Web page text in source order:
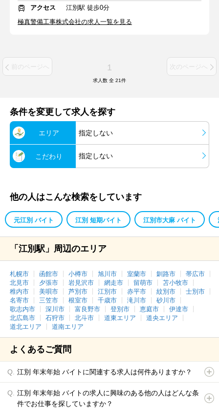
アクセス
江別駅 徒歩0分
極真警備工事株式会社の求人一覧を見る
前のページへ 1 次のページへ
求人数 全 21件
条件を変更して求人を探す
エリア 指定しない
こだわり 指定しない
他の人はこんな検索をしています
元江別 バイト 江別 短期バイト 江別市大麻 バイト
「江別駅」周辺のエリア
札幌市 函館市 小樽市 旭川市 室蘭市 釧路市
帯広市
北見市
夕張市 岩見沢市 網走市 留萌市
苫小牧市
稚内市
美唄市 芦別市 江別市 赤平市 紋別市
士別市
名寄市
三笠市 根室市 千歳市 滝川市
砂川市
歌志内市
深川市 富良野市 登別市 恵庭市
伊達市
北広島市
石狩市 北斗市 道東エリア
道央エリア
道北エリア
道南エリア
よくあるご質問
江別 年末年始 バイトに関連する求人は何件ありますか？
江別 年末年始 バイトの求人に興味のある他の人はどんな条
件でお仕事を探していますか？